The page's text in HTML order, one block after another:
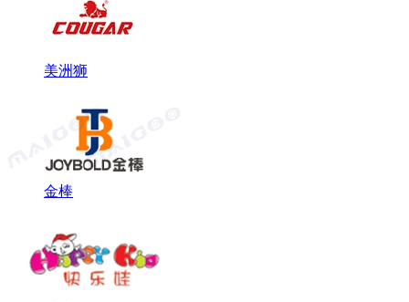
美洲狮
金棒